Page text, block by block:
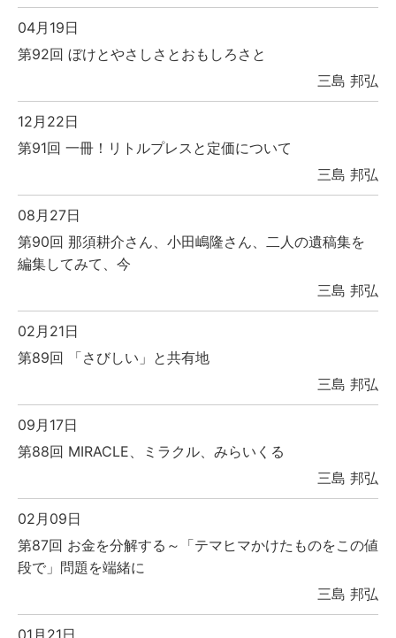
04月19日
第92回 ぼけとやさしさとおもしろさと
三島 邦弘
12月22日
第91回 一冊！リトルプレスと定価について
三島 邦弘
08月27日
第90回 那須耕介さん、小田嶋隆さん、二人の遺稿集を
編集してみて、今
三島 邦弘
02月21日
第89回 「さびしい」と共有地
三島 邦弘
09月17日
第88回 MIRACLE、ミラクル、みらいくる
三島 邦弘
02月09日
第87回 お金を分解する～「テマヒマかけたものをこの値
段で」問題を端緒に
三島 邦弘